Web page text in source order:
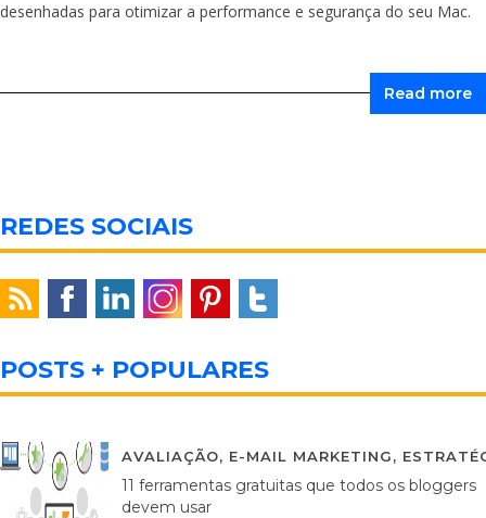
desenhadas para otimizar a performance e segurança do seu Mac.
Read more
REDES SOCIAIS
POSTS + POPULARES
AVALIAÇÃO, E-MAIL MARKETING,
11 ferramentas gratuitas que todos os bloggers
devem usar